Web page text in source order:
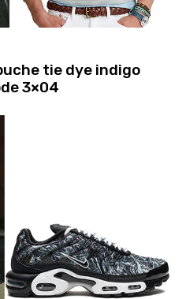
tie dye indigo
3×04